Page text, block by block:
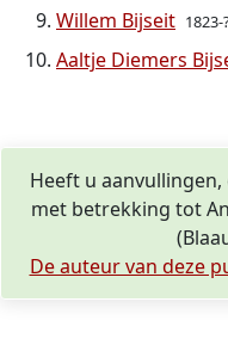
Willem Bijseit 1823-
Aaltje Diemers
Heeft u
met betrekking tot
De auteur van deze